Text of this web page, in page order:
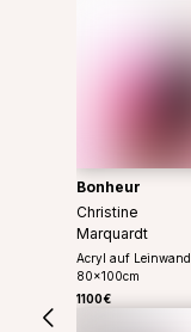
Bonheur
Christine
Marquardt
Acryl auf Leinwand
80x100cm
1100€